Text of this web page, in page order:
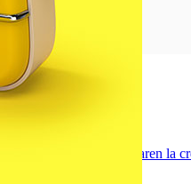
carrer Passada i preparen la